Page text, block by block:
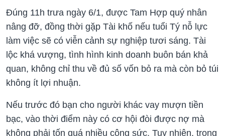
Đúng 11h trưa ngày 6/1, được Tam Hợp quý nhân
nâng đỡ, đồng thời gặp Tài khố nếu tuổi Tý nỗ lực
làm việc sẽ có viễn cảnh sự nghiệp tươi sáng. Tài
lộc khá vượng, tình hình kinh doanh buôn bán khả
quan, không chỉ thu về đủ số vốn bỏ ra mà còn bỏ túi
không ít lợi nhuận.
Nếu trước đó bạn cho người khác vay mượn tiền
bạc, vào thời điểm này có cơ hội đòi được nợ mà
không phải tốn quá nhiều công sức. Tuy nhiên, trong